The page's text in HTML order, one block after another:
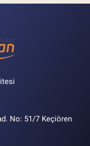
No: 51/7 Keçiören